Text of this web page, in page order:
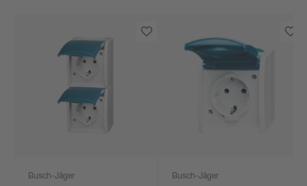
Busch-Jäger Busch-Jäger